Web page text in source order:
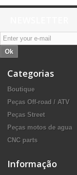
Ok
Categorias
Boutique
Peças Off-road / ATV
Peças Street
Peças motos de agua
CNC parts
Informação